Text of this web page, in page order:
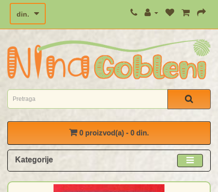
din.
0 proizvod(a) - 0 din.
Kategorije